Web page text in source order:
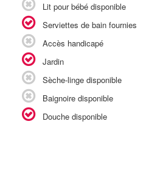
Lit pour bébé disponible
Serviettes de bain fournies
Accès handicapé
Jardin
Sèche-linge disponible
Baignoire disponible
Douche disponible